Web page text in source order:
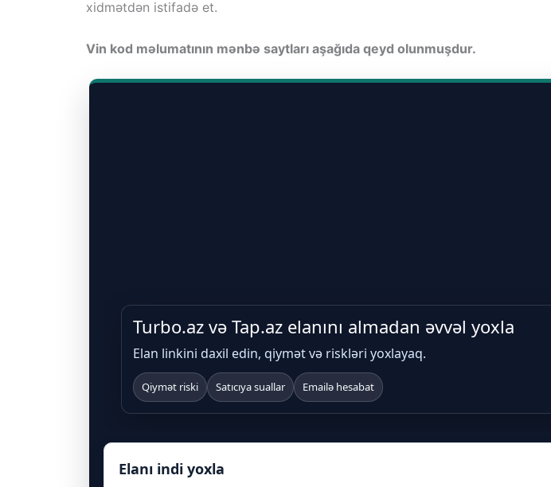
xidmətdən istifadə et.
Vin kod məlumatının mənbə saytları aşağıda qeyd olunmuşdur.
Turbo.az və Tap.az elanını almadan əvvəl yoxla
Elan linkini daxil edin, qiymət və riskləri yoxlayaq.
Qiymət riski Satıcıya suallar Emailə hesabat
Elanı indi yoxla